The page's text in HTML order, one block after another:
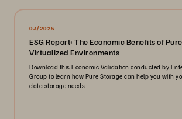
03/2025
ESG Report: The Economic Benefits of
Virtualized Environments
Download this Economic Validation conducted by
Group to learn how Pure Storage can help you with
data storage needs.